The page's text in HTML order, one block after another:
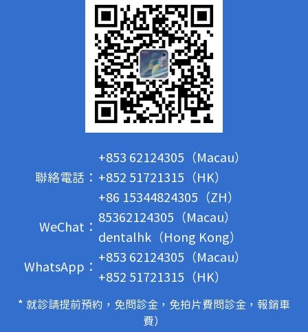
聯絡電話：
+853 62124305（Macau）
+852 51721315（HK）
+86 15344824305（ZH）
WeChat：
85362124305（Macau）
dentalhk（Hong Kong）
WhatsApp：
+853 62124305（Macau）
+852 51721315（HK）
* 就診請提前預約，免問診金，免拍片費問診金，報銷車
費）